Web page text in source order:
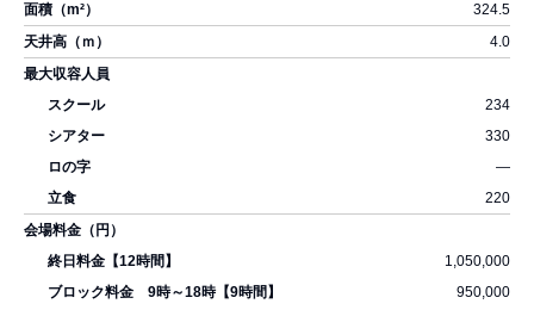
324.5
4.0
234
330
―
220
1,050,000
950,000